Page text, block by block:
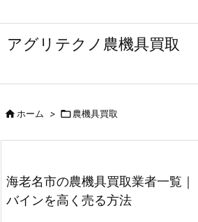
アグリテクノ農機具買取
ホーム > 農機具買取
海老名市の農機具買取業者一覧
バインを高く売る方法